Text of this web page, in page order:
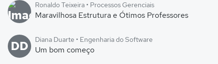
Ronaldo Teixeira • Processos Gerenciais
Maravilhosa Estrutura e Ótimos Professores
DD Diana Duarte • Engenharia do Software
Um bom começo